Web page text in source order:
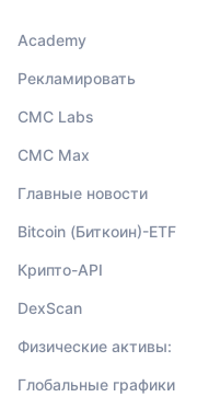
Academy
Рекламировать
CMC Labs
CMC Max
Главные новости
Bitcoin (Биткоин)-ETF
Крипто-API
DexScan
Физические активы:
Глобальные графики